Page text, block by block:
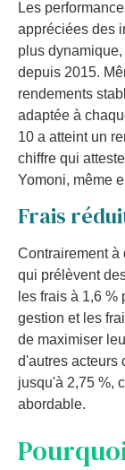
Les
appréciées des
plus
depuis 2015.
rendements
adaptée à
10 a atteint un
chiffre qui
Yomoni, même
Frais
Contrairement à
qui prélèvent
les frais à 1,6
gestion et les
de maximiser
d'autres acteurs
jusqu'à 2,75 %,
abordable.